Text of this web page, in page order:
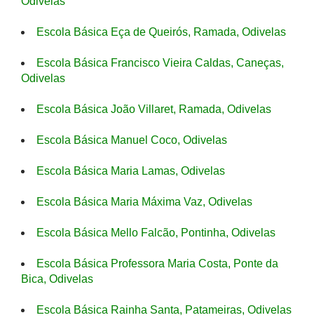
Escola Básica Eça de Queirós, Ramada, Odivelas
Escola Básica Francisco Vieira Caldas, Caneças,
Odivelas
Escola Básica João Villaret, Ramada, Odivelas
Escola Básica Manuel Coco, Odivelas
Escola Básica Maria Lamas, Odivelas
Escola Básica Maria Máxima Vaz, Odivelas
Escola Básica Mello Falcão, Pontinha, Odivelas
Escola Básica Professora Maria Costa, Ponte da
Bica, Odivelas
Escola Básica Rainha Santa, Patameiras, Odivelas